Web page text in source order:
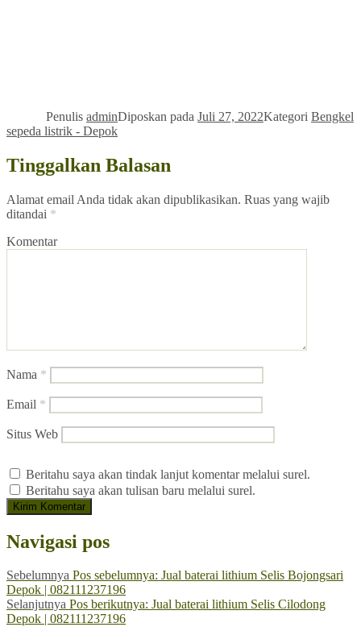
Penulis adminDiposkan pada Juli 27, 2022Kategori Bengkel
sepeda listrik - Depok
Tinggalkan Balasan
Alamat email Anda tidak akan dipublikasikan. Ruas yang wajib
ditandai *
Komentar
Nama *
Email *
Situs Web
Beritahu saya akan tindak lanjut komentar melalui surel.
Beritahu saya akan tulisan baru melalui surel.
Navigasi pos
Sebelumnya Pos sebelumnya: Jual baterai lithium Selis Bojongsari
Depok | 082111237196
Selanjutnya Pos berikutnya: Jual baterai lithium Selis Cilodong
Depok | 082111237196